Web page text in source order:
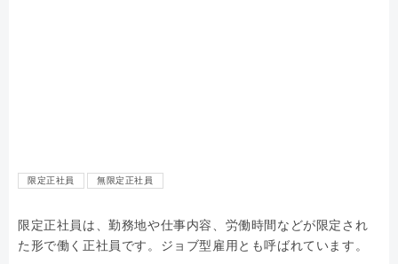
限定正社員 無限定正社員
限定正社員は、勤務地や仕事内容、労働時間などが限定され
た形で働く正社員です。ジョブ型雇用とも呼ばれています。